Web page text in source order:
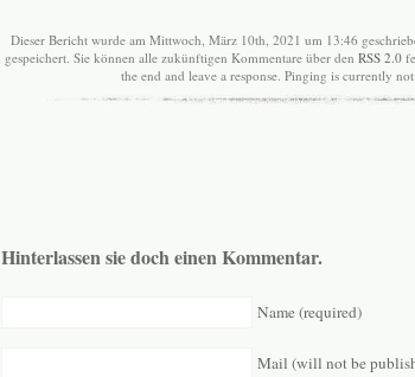
Dieser Bericht wurde am Mittwoch, März 10th, 2021 um 13:46
gespeichert. Sie können alle zukünftigen Kommentare über den RSS 2.0
the end and leave a response. Pinging is currently
Hinterlassen sie doch einen Kommentar.
Name (required)
Mail (will not be